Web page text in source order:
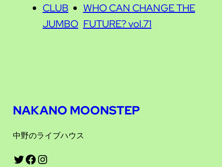
CLUB
JUMBO
WHO CAN CHANGE THE
FUTURE? vol.71
NAKANO MOONSTEP
中野のライブハウス
Twitter Facebook Instagram